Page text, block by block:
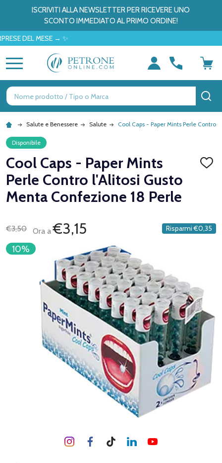
ISCRIVITI ALLA NEWSLETTER PER RICEVERE UNO
SCONTO IMMEDIATO AL PRIMO ORDINE!
MESE → ✨
Ricerca
Salute e Benessere Salute Cool Caps - Paper Mints Perle Contro
Disponibile
Cool Caps - Paper Mints
Perle Contro l'Alitosi Gusto
Menta Confezione 18 Perle
€3,50 Ora a€3,15 Risparmi €0,35
10%